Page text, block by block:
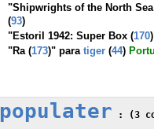
"Shipwrights of the North
(93)
"Estoril 1942: Super Box (170
"Ra (173)" paratiger (44)
populater : (3